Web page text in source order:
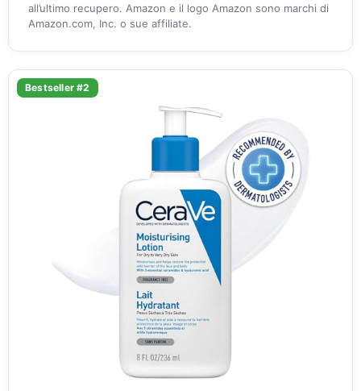
all’ultimo recupero. Amazon e il logo Amazon sono marchi di
Amazon.com, Inc. o sue affiliate.
Bestseller #2